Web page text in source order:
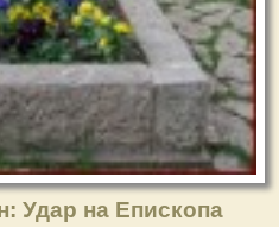
Удар на Епископа